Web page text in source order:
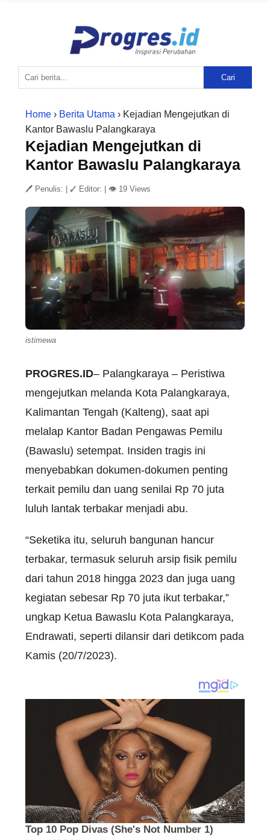
Cari
Home › Berita Utama › Kejadian Mengejutkan di
Kantor Bawaslu Palangkaraya
Kejadian Mengejutkan di
Kantor Bawaslu Palangkaraya
🖊 Penulis: ✓ Editor: 👁 19 Views
istimewa
PROGRES.ID– Palangkaraya – Peristiwa
mengejutkan melanda Kota Palangkaraya,
Kalimantan Tengah (Kalteng), saat api
melalap Kantor Badan Pengawas Pemilu
(Bawaslu) setempat. Insiden tragis ini
menyebabkan dokumen-dokumen penting
terkait pemilu dan uang senilai Rp 70 juta
luluh lantak terbakar menjadi abu.
“Seketika itu, seluruh bangunan hancur
terbakar, termasuk seluruh arsip fisik pemilu
dari tahun 2018 hingga 2023 dan juga uang
kegiatan sebesar Rp 70 juta ikut terbakar,”
ungkap Ketua Bawaslu Kota Palangkaraya,
Endrawati, seperti dilansir dari detikcom pada
Kamis (20/7/2023).